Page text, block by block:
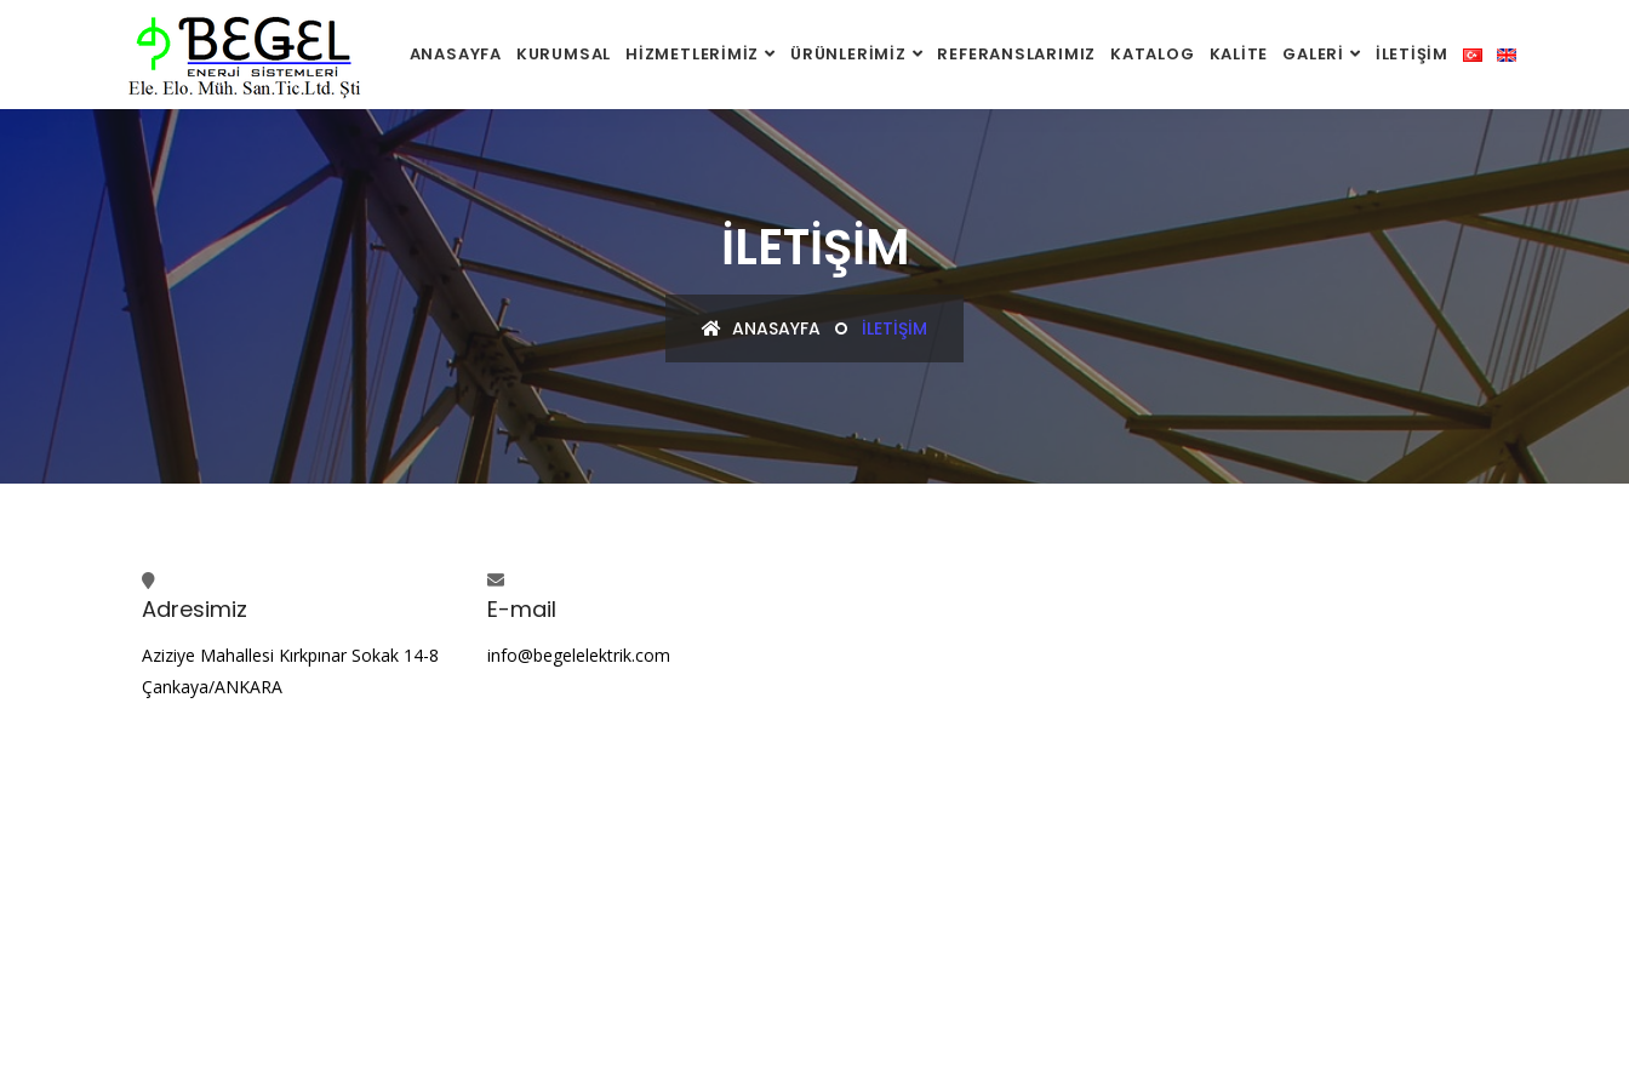
ANASAYFA KURUMSAL HİZMETLERİMİZ ÜRÜNLERİMİZ REFERANSLARIMIZ KATALOG KALİTE GALERİ İLETİŞİM
İLETİŞİM
ANASAYFA İLETİŞİM
Adresimiz
Aziziye Mahallesi Kırkpınar Sokak 14-8
Çankaya/ANKARA
E-mail
info@begelelektrik.com